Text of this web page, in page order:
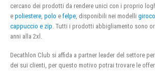
cercano dei prodotti da rendere unici con i proprio
e poliestere polo e felpe , disponibili nei modelli
cappuccio e zip . Tutti i prodotti abbigliamento sono
anni alla 2xl.
Decathlon Club si affida a partner leader del settore
dei sui clienti, per questo motivo potrai trovare le